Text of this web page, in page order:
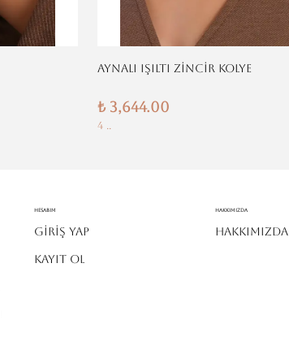
AYNALI IŞILTI ZİNCİR KOLYE
₺ 3,644.00
4 ..
Hesabım
Giriş Yap
Kayıt Ol
Hakkımızda
HAKKIMIZDA